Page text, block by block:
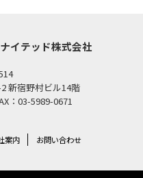
イテッド株式会社
新宿野村ビル14階
：03-5989-0671
案内 お問い合わせ